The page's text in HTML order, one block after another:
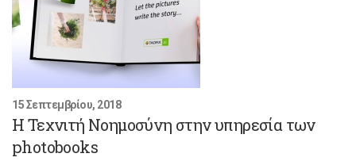
15 Σεπτεμβρίου, 2018
Η Τεχνιτή Νοημοσύνη στην υπηρεσία των
photobooks